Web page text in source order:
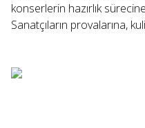
konserlerin hazırlık
Sanatçıların provalarına,